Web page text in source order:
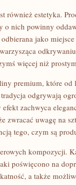
również estetyka.
o nich powinny
jako
więcej niż
premium, które od
odgrywają
zachwyca
zwracać uwagę na
tego, czym są
kompozycji.
poświęcono na
a także